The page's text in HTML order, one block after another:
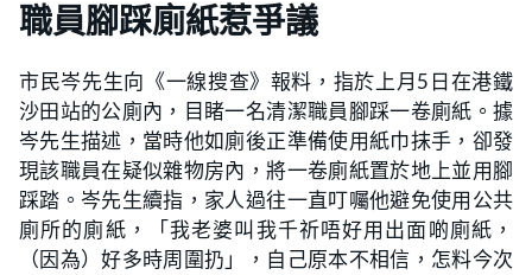
職員腳踩廁紙惹爭議
市民岑先生向《一線搜查》報料，指於上月5日在港鐵
沙田站的公廁內，目睹一名清潔職員腳踩一卷廁紙。據
岑先生描述，當時他如廁後正準備使用紙巾抹手，卻發
現該職員在疑似雜物房內，將一卷廁紙置於地上並用腳
踩踏。岑先生續指，家人過往一直叮囑他避免使用公共
廁所的廁紙，「我老婆叫我千祈唔好用出面啲廁紙，
（因為）好多時周圍扔」，自己原本不相信，怎料今次